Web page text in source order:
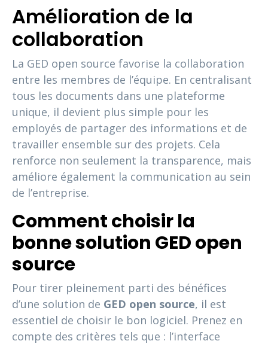
Amélioration de la
collaboration
La GED open source favorise la collaboration
entre les membres de l’équipe. En centralisant
tous les documents dans une plateforme
unique, il devient plus simple pour les
employés de partager des informations et de
travailler ensemble sur des projets. Cela
renforce non seulement la transparence, mais
améliore également la communication au sein
de l’entreprise.
Comment choisir la
bonne solution GED open
source
Pour tirer pleinement parti des bénéfices
d’une solution de GED open source, il est
essentiel de choisir le bon logiciel. Prenez en
compte des critères tels que : l’interface